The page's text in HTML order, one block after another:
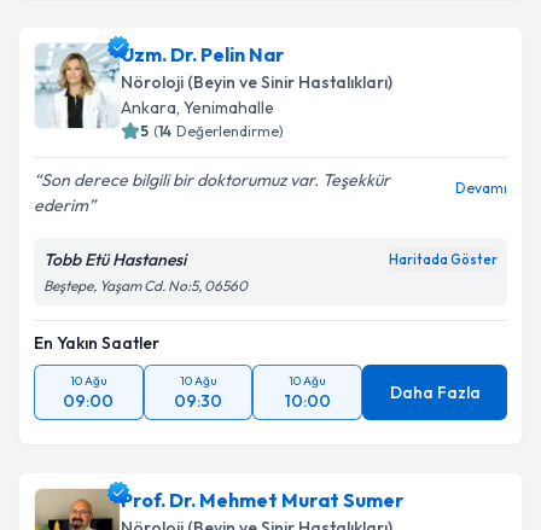
Uzm. Dr. Pelin Nar
Nöroloji (Beyin ve Sinir Hastalıkları)
Ankara, Yenimahalle
5 (14 Değerlendirme)
Son derece bilgili bir doktorumuz var. Teşekkür
ederim
Devamı
Tobb Etü Hastanesi Haritada Göster
Beştepe, Yaşam Cd. No:5, 06560
En Yakın Saatler
10 Ağu
09:00
10 Ağu
09:30
10 Ağu
10:00 Daha Fazla
Prof. Dr. Mehmet Murat Sumer